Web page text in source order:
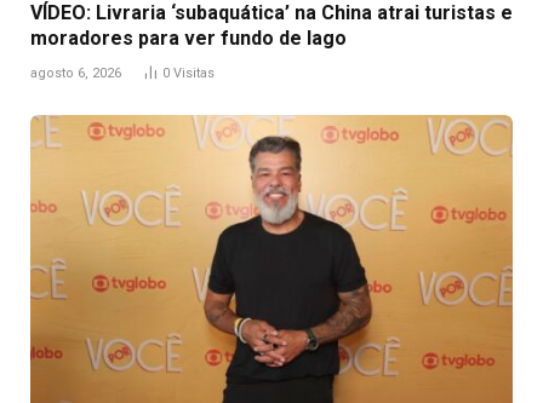
VÍDEO: Livraria ‘subaquática’ na China atrai turistas e
moradores para ver fundo de lago
agosto 6, 2026 0 Visitas